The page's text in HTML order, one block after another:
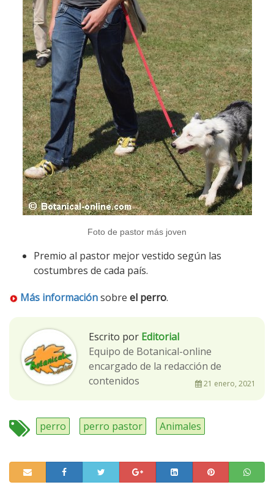
Foto de pastor más joven
Premio al pastor mejor vestido según las
costumbres de cada país.
Más informaciónsobre el perro.
Escrito por Editorial
Equipo de Botanical-online
encargado de la redacción de
contenidos
21 enero, 2021
perro perro pastor Animales